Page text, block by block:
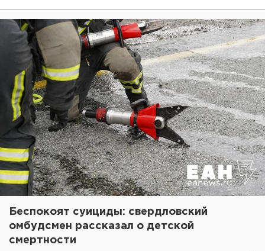
Беспокоят суициды: свердловский
омбудсмен рассказал о детской
смертности